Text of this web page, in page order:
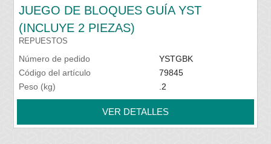
JUEGO DE BLOQUES GUÍA YST
(INCLUYE 2 PIEZAS)
REPUESTOS
Número de pedido
YSTGBK
Código del artículo
79845
Peso (kg)
.2
VER DETALLES